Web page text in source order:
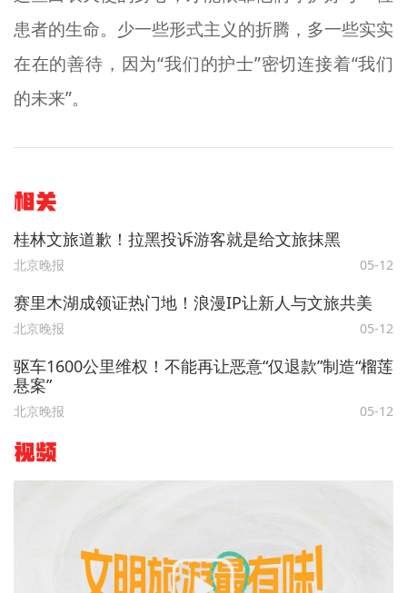
患者的生命。少一些形式主义的折腾，多一些实实
在在的善待，因为“我们的护士”密切连接着“我们
的未来”。
相关
桂林文旅道歉！拉黑投诉游客就是给文旅抹黑
北京晚报 05-12
赛里木湖成领证热门地！浪漫IP让新人与文旅共美
北京晚报 05-12
驱车1600公里维权！不能再让恶意“仅退款”制造“榴莲
悬案”
北京晚报 05-12
视频